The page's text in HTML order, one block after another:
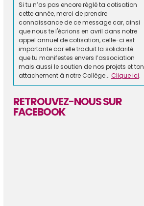
Si tu n’as pas encore réglé ta cotisation
cette année, merci de prendre
connaissance de ce message car, ainsi
que nous te l'écrions en avril dans notre
appel annuel de cotisation, celle-ci est
importante car elle traduit la solidarité
que tu manifestes envers l’association
mais aussi le soutien de nos projets et ton
attachement à notre Collège... Clique ici.
RETROUVEZ-NOUS SUR
FACEBOOK